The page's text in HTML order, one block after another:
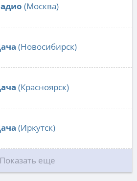
(Москва)
(Новосибирск)
(Красноярск)
(Иркутск)
Показать еще